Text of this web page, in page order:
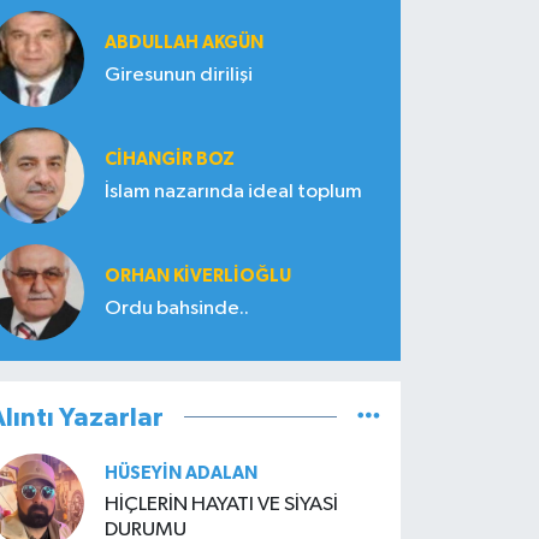
ABDULLAH AKGÜN
Giresunun dirilişi
CIHANGIR BOZ
İslam nazarında ideal toplum
ORHAN KIVERLIOĞLU
Ordu bahsinde..
Yazarlar
HÜSEYIN ADALAN
HİÇLERİN HAYATI VE SİYASİ
DURUMU